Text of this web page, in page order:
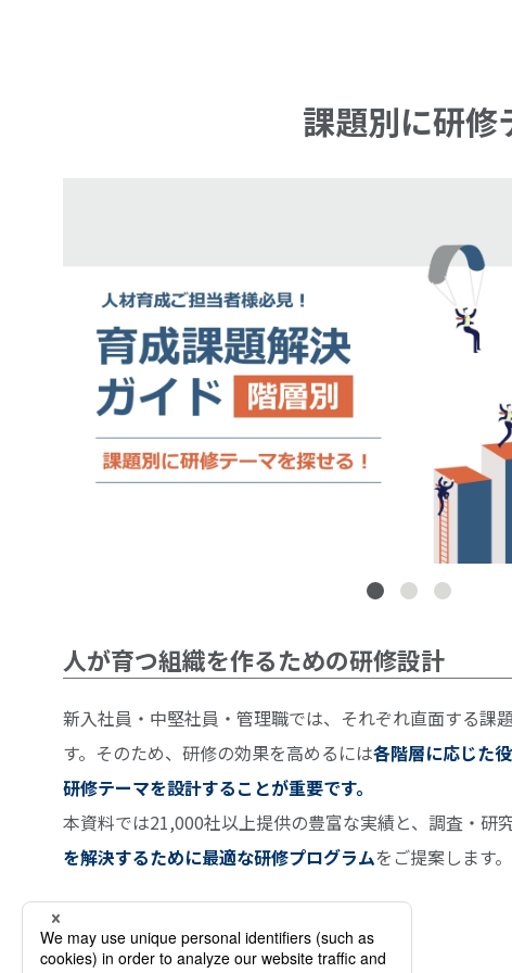
課題別に研修
人が育つ組織を作るための研修設計
新入社員・中堅社員・管理職では、それぞれ直面する課
す。そのため、研修の効果を高めるには各階層に応じた
研修テーマを設計することが重要です。
本資料では21,000社以上提供の豊富な実績と、調査・研
を解決するために最適な研修プログラムをご提案します。